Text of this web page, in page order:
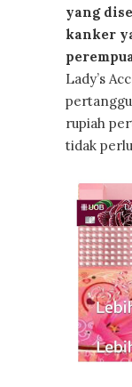
yang
kanker
Lady’s
rupiah
tidak